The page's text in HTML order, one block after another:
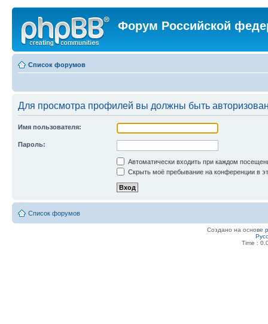
Форум Российской
Список форумов
Для просмотра профилей вы должны быть
Имя пользователя:
Пароль:
Автоматически входить при каждом
Скрыть моё пребывание на конференции в
Список форумов
Создано на основе
Time :